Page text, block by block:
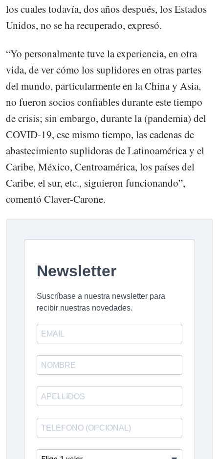
los cuales todavía, dos años después, los Estados
Unidos, no se ha recuperado, expresó.
“Yo personalmente tuve la experiencia, en otra
vida, de ver cómo los suplidores en otras partes
del mundo, particularmente en la China y Asia,
no fueron socios confiables durante este tiempo
de crisis; sin embargo, durante la (pandemia) del
COVID-19, ese mismo tiempo, las cadenas de
abastecimiento suplidoras de Latinoamérica y el
Caribe, México, Centroamérica, los países del
Caribe, el sur, etc., siguieron funcionando”,
comentó Claver-Carone.